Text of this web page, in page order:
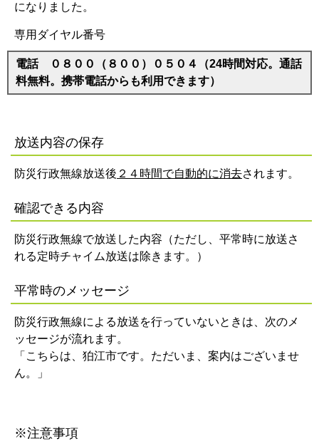
になりました。
専用ダイヤル番号
電話 ０８００（８００）０５０４（24時間対応。通話
料無料。携帯電話からも利用できます）
放送内容の保存
防災行政無線放送後 ２４時間で自動的に消去されます。
確認できる内容
防災行政無線で放送した内容（ただし、平常時に放送さ
れる定時チャイム放送は除きます。）
平常時のメッセージ
防災行政無線による放送を行っていないときは、次のメ
ッセージが流れます。
「こちらは、狛江市です。ただいま、案内はございませ
ん。」
※注意事項